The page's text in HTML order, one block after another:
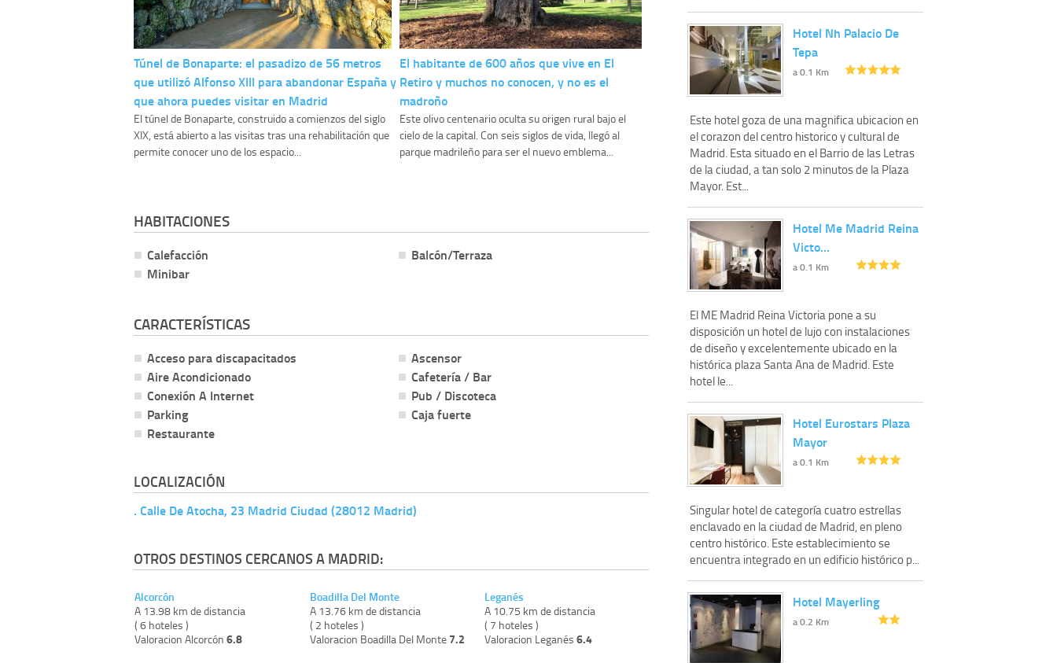
Túnel de Bonaparte: el pasadizo de 56 metros
que utilizó Alfonso XIII para abandonar España y
que ahora puedes visitar en Madrid
El túnel de Bonaparte, construido a comienzos del siglo
XIX, está abierto a las visitas tras una rehabilitación que
permite conocer uno de los espacio...
El habitante de 600 años que vive en El
Retiro y muchos no conocen, y no es el
madroño
Este olivo centenario oculta su origen rural bajo el
cielo de la capital. Con seis siglos de vida, llegó al
parque madrileño para ser el nuevo emblema...
HABITACIONES
Calefacción
Minibar
Balcón/Terraza
CARACTERÍSTICAS
Acceso para discapacitados
Aire Acondicionado
Conexión A Internet
Parking
Restaurante
Ascensor
Cafetería / Bar
Pub / Discoteca
Caja fuerte
LOCALIZACIÓN
. Calle De Atocha, 23 Madrid Ciudad (28012 Madrid)
OTROS DESTINOS CERCANOS A MADRID:
Alcorcón
A 13.98 km de distancia
( 6 hoteles )
Valoracion Alcorcón 6.8
Boadilla Del Monte
A 13.76 km de distancia
( 2 hoteles )
Valoracion Boadilla Del Monte 7.2
Leganés
A 10.75 km de distancia
( 7 hoteles )
Valoracion Leganés6.4
Hotel Nh Palacio De
Tepa
a 0.1 Km
Este hotel goza de una magnifica ubicacion en
el corazon del centro historico y cultural de
Madrid. Esta situado en el Barrio de las Letras
de la ciudad, a tan solo 2 minutos de la Plaza
Mayor. Est...
Hotel Me Madrid Reina
Victo…
a 0.1 Km
El ME Madrid Reina Victoria pone a su
disposición un hotel de lujo con instalaciones
de diseño y excelentemente ubicado en la
histórica plaza Santa Ana de Madrid. Este
hotel le...
Hotel Eurostars Plaza
Mayor
a 0.1 Km
Singular hotel de categoría cuatro estrellas
enclavado en la ciudad de Madrid, en pleno
centro histórico. Este establecimiento se
encuentra integrado en un edificio histórico p...
Hotel Mayerling
a 0.2 Km